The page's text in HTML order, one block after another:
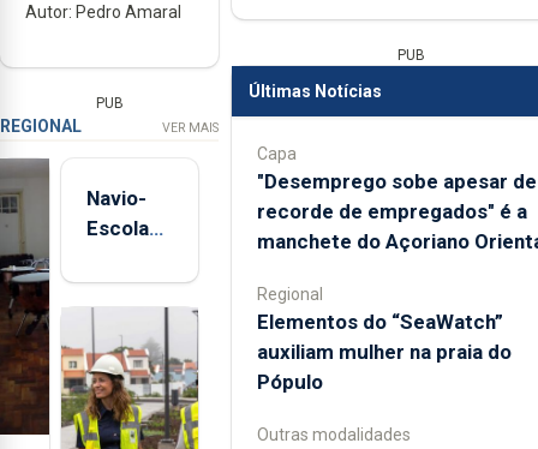
Autor: Pedro Amaral
PUB
REGIONAL VER MAIS
Navio-
Escola
está de
aos
Açores
PUB
Últimas Notícias
Capa
"Desemprego sobe apesar de
recorde de empregados" é a
manchete do Açoriano
Regional
​Elementos do “SeaWatch”
auxiliam mulher na praia do
Pópulo
Outras modalidades